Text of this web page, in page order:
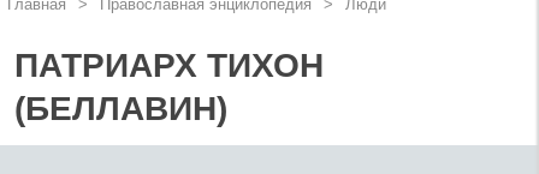
Главная > Православная энциклопедия > Люди
ПАТРИАРХ ТИХОН
(БЕЛЛАВИН)